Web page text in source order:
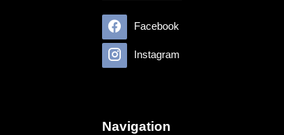
Facebook
Instagram
Navigation